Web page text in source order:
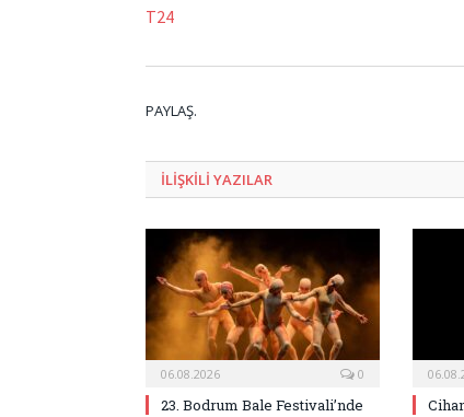
T24
PAYLAŞ.
ILIŞKILI YAZILAR
06.08.2026 0
23. Bodrum Bale Festivali’nde